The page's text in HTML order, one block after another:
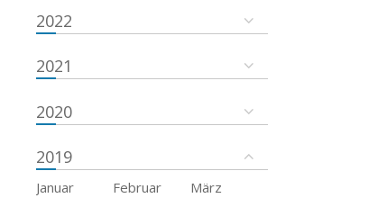
2022
2021
2020
2019
Januar Februar
März